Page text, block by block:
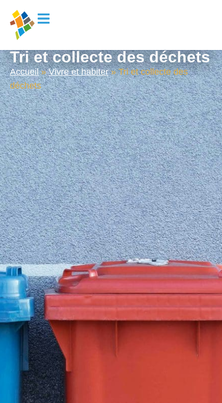
principal
Tri et collecte des déchets
Accueil»Vivre et habiter»Tri et collecte des
déchets